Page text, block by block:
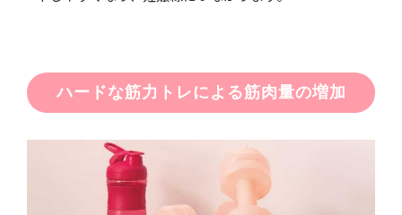
ハードな筋力トレによる筋肉量の増加